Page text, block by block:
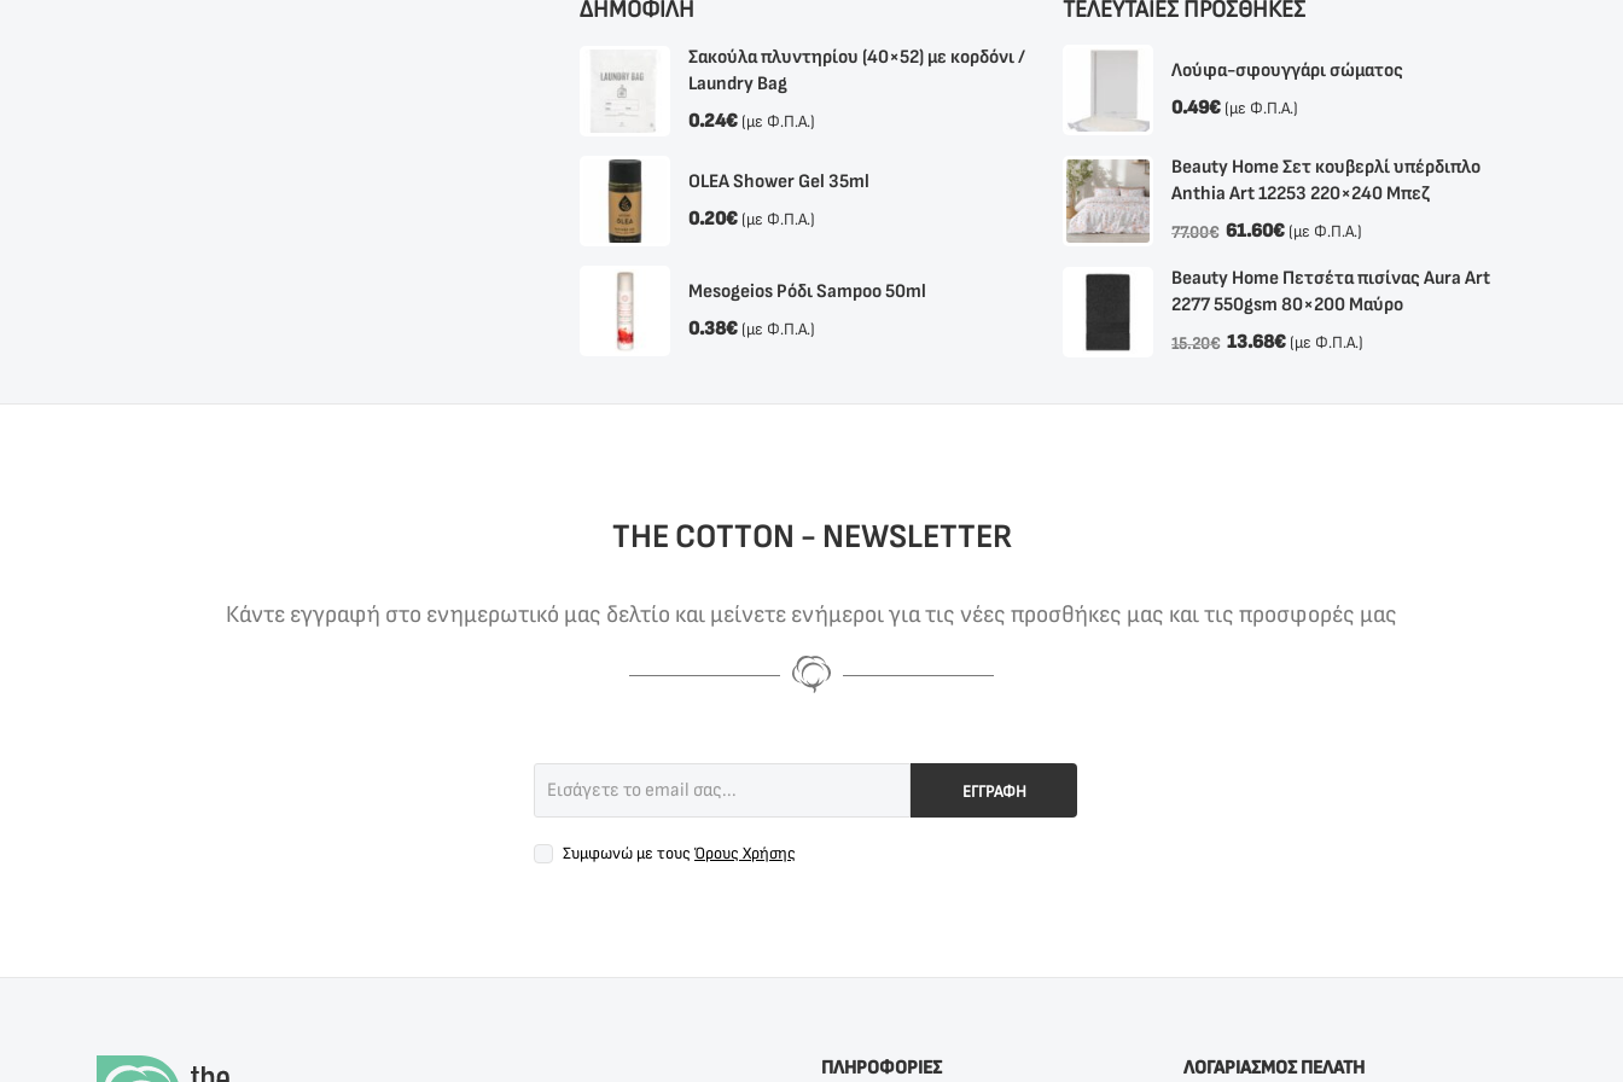
ΔΗΜΟΦΙΛΗ
Σακούλα πλυντηρίου (40×52) με κορδόνι /
Laundry Bag
0.24€ (με Φ.Π.Α.)
OLEA Shower Gel 35ml
0.20€ (με Φ.Π.Α.)
Mesogeios Ρόδι Sampoo 50ml
0.38€ (με Φ.Π.Α.)
ΤΕΛΕΥΤΑΙΕΣ ΠΡΟΣΘΗΚΕΣ
Λούφα-σφουγγάρι σώματος
0.49€ (με Φ.Π.Α.)
Beauty Home Σετ κουβερλί υπέρδιπλο
Anthia Αrt 12253 220×240 Μπεζ
77.00€ 61.60€ (με Φ.Π.Α.)
Beauty Home Πετσέτα πισίνας Aura Art
2277 550gsm 80×200 Μαύρο
15.20€ 13.68€ (με Φ.Π.Α.)
THE COTTON - NEWSLETTER
Κάντε εγγραφή στο ενημερωτικό μας δελτίο και μείνετε ενήμεροι για τις νέες προσθήκες μας και τις προσφορές μας
ΕΓΓΡΑΦΗ
Συμφωνώ με τους Όρους Χρήσης
ΠΛΗΡΟΦΟΡΙΕΣ ΛΟΓΑΡΙΑΣΜΟΣ ΠΕΛΑΤΗ